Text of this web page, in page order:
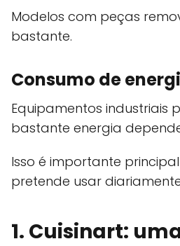
Modelos com peças
bastante.
Consumo de
Equipamentos industriais
bastante energia
Isso é importante
pretende usar
1. Cuisinart: